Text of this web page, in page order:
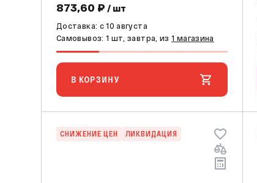
873,60 ₽ / шт
Доставка: c 10 августа
Самовывоз: 1 шт, завтра, из1 магазина
В КОРЗИНУ
СНИЖЕНИЕ ЦЕН ЛИКВИДАЦИЯ